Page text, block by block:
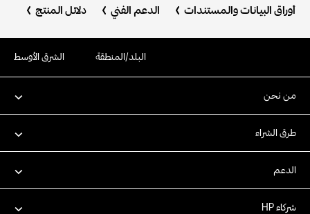
أوراق البيانات والمستندات الدعم الفني دلائل المنتج
البلد/المنطقة الشرق الأوسط
من نحن
طرق الشراء
الدعم
شركاء HP